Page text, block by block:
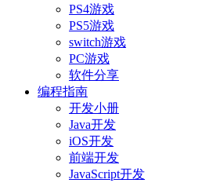
PS4游戏
PS5游戏
switch游戏
PC游戏
软件分享
编程指南
开发小册
Java开发
iOS开发
前端开发
JavaScript开发